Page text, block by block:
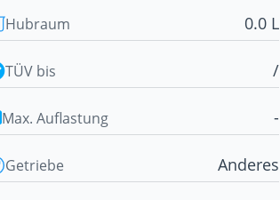
Hubraum 0.0 L
TÜV bis /
Max. Auflastung -
Getriebe Anderes